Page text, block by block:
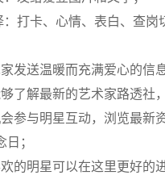
打卡、心情、表白、查岗
发送温暖而充满爱心的信
了解最新的艺术家路透社
参与明星互动，浏览最新
；
的明星可以在这里更好的